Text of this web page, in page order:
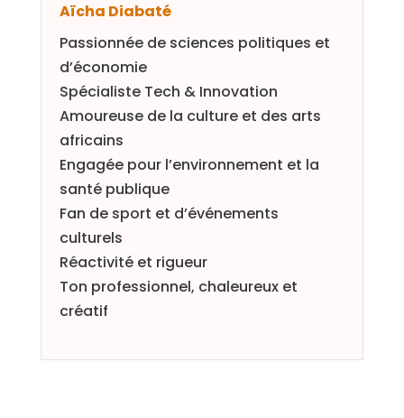
Aïcha Diabaté
Passionnée de sciences politiques et
d’économie
Spécialiste Tech & Innovation
Amoureuse de la culture et des arts
africains
Engagée pour l’environnement et la
santé publique
Fan de sport et d’événements
culturels
Réactivité et rigueur
Ton professionnel, chaleureux et
créatif